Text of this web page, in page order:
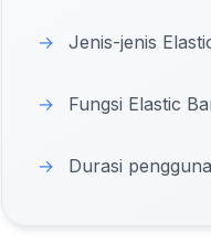
→ Jenis-jenis
→ Fungsi Elastic
→ Durasi